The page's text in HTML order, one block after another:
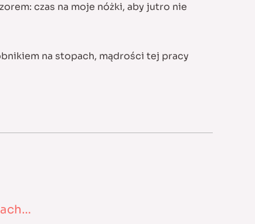
czas na moje nóżki, aby jutro nie
na stopach, mądrości tej pracy